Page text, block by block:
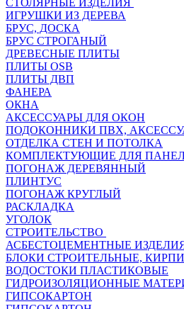
СТОЛЯРНЫЕ ИЗДЕЛИЯ
ИГРУШКИ ИЗ ДЕРЕВА
БРУС, ДОСКА
БРУС СТРОГАНЫЙ
ДРЕВЕСНЫЕ ПЛИТЫ
ПЛИТЫ OSB
ПЛИТЫ ДВП
ФАНЕРА
ОКНА
АКСЕССУАРЫ ДЛЯ ОКОН
ПОДОКОННИКИ ПВХ,
ОТДЕЛКА СТЕН И ПОТОЛКА
КОМПЛЕКТУЮЩИЕ ДЛЯ
ПОГОНАЖ ДЕРЕВЯННЫЙ
ПЛИНТУС
ПОГОНАЖ КРУГЛЫЙ
РАСКЛАДКА
УГОЛОК
СТРОИТЕЛЬСТВО
АСБЕСТОЦЕМЕНТНЫЕ
БЛОКИ СТРОИТЕЛЬНЫЕ,
ВОДОСТОКИ ПЛАСТИКОВЫЕ
ГИДРОИЗОЛЯЦИОННЫЕ
ГИПСОКАРТОН